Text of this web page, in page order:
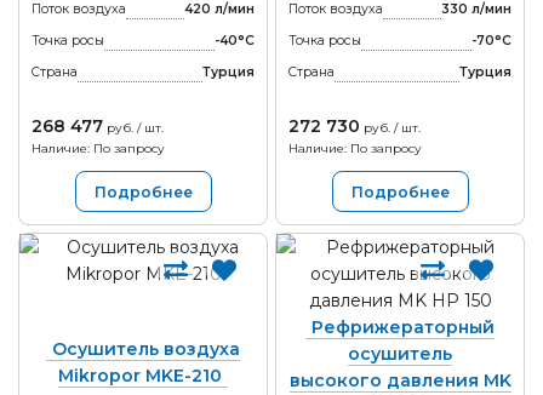
Поток воздуха
420 л/мин
Точка росы
-40°С
Страна
Турция
268 477 руб. / шт.
Наличие: По запросу
Подробнее
Поток воздуха
330 л/мин
Точка росы
-70°С
Страна
Турция
272 730 руб. / шт.
Наличие: По запросу
Подробнее
Осушитель воздуха
Mikropor MKE-210
Рефрижераторный
осушитель
высокого давления MK